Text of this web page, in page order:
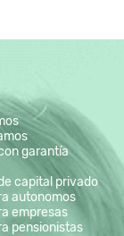
garantía
capital privado
autonomos
empresas
pensionistas